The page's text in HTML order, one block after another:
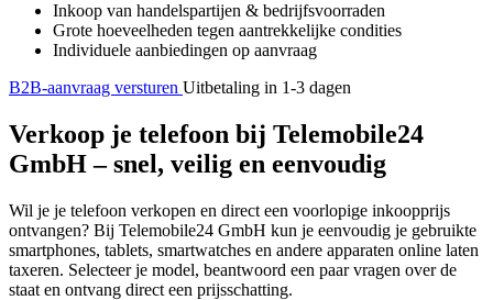
Inkoop van handelspartijen & bedrijfsvoorraden
Grote hoeveelheden tegen aantrekkelijke condities
Individuele aanbiedingen op aanvraag
B2B-aanvraag versturen Uitbetaling in 1-3 dagen
Verkoop je telefoon bij Telemobile24
GmbH – snel, veilig en eenvoudig
Wil je je telefoon verkopen en direct een voorlopige inkoopprijs
ontvangen? Bij Telemobile24 GmbH kun je eenvoudig je gebruikte
smartphones, tablets, smartwatches en andere apparaten online laten
taxeren. Selecteer je model, beantwoord een paar vragen over de
staat en ontvang direct een prijsschatting.